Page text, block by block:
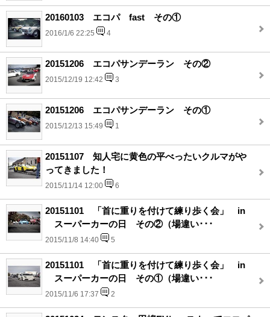
20160103 エコパ fast その①
2016/1/6 22:25 4
20151206 エコパサンデーラン その②
2015/12/19 12:42 3
20151206 エコパサンデーラン その①
2015/12/13 15:49 1
20151107 知人宅に黄色の平べったいクルマがや
ってきました！
2015/11/14 12:00 6
20151101 「首に重りを付けて練り歩く会」 in
スーパーカーの日 その②（場違い･･･
2015/11/8 14:40 5
20151101 「首に重りを付けて練り歩く会」 in
スーパーカーの日 その①（場違い･･･
2015/11/6 17:37 2